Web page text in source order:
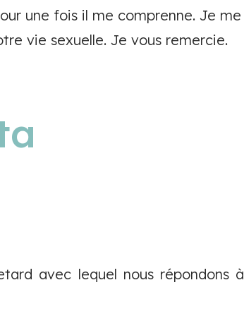
une fois il me comprenne. Je me
vie sexuelle. Je vous remercie.
avec lequel nous répondons à